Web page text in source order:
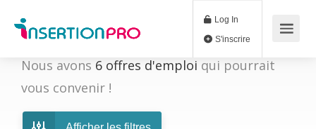
Log In
Nous avons 6 offres d'emploi qui pourrait
vous convenir !